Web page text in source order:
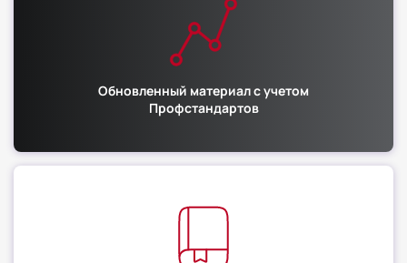
Обновленный материал с учетом
Профстандартов